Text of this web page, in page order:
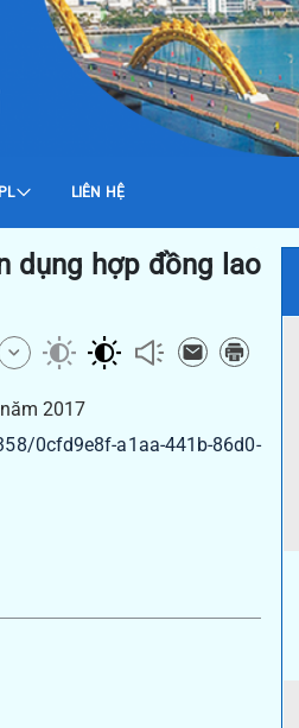
LIÊN HỆ
dụng hợp đồng lao
2017
0cfd9e8f-a1aa-441b-86d0-